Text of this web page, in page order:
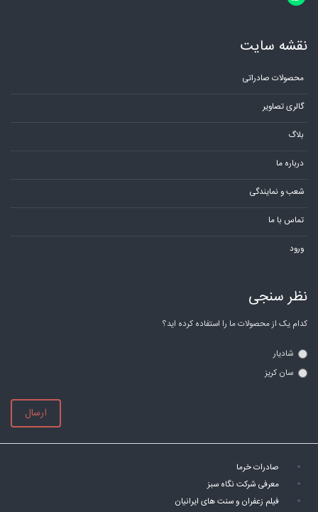
نقشه سایت
محصولات صادراتی
گالری تصاویر
بلاگ
درباره ما
شعب و نمایندگی
تماس با ما
ورود
نظر سنجی
کدام یک از محصولات ما را استفاده کرده اید؟
شادیار
سان کریز
ارسال
صادرات خرما
معرفی شرکت نگاه سبز
فیلم زعفران و سنت های ایرانیان